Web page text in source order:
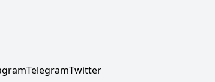
TelegramTwitter